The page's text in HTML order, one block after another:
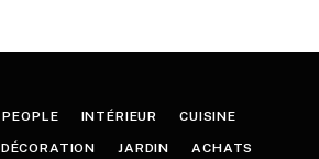
PEOPLE INTÉRIEUR CUISINE
DÉCORATION JARDIN ACHATS